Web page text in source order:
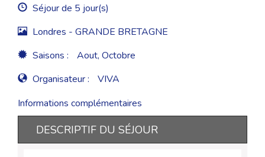
Séjour de 5 jour(s)
Londres - GRANDE BRETAGNE
Saisons :
Aout, Octobre
Organisateur :
VIVA
Informations complémentaires
DESCRIPTIF DU SÉJOUR